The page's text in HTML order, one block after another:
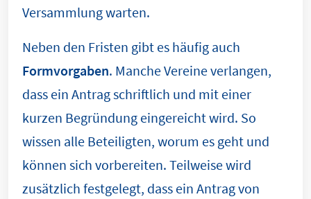
Versammlung warten.
Neben den Fristen gibt es häufig auch
Formvorgaben. Manche Vereine verlangen,
dass ein Antrag schriftlich und mit einer
kurzen Begründung eingereicht wird. So
wissen alle Beteiligten, worum es geht und
können sich vorbereiten. Teilweise wird
zusätzlich festgelegt, dass ein Antrag von